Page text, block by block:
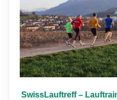
SwissLauftreff –